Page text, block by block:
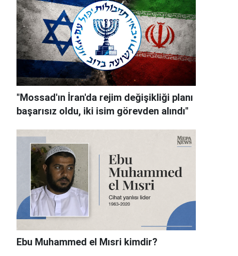
"Mossad'ın İran'da rejim değişikliği planı
başarısız oldu, iki isim görevden alındı"
Ebu Muhammed el Mısri kimdir?